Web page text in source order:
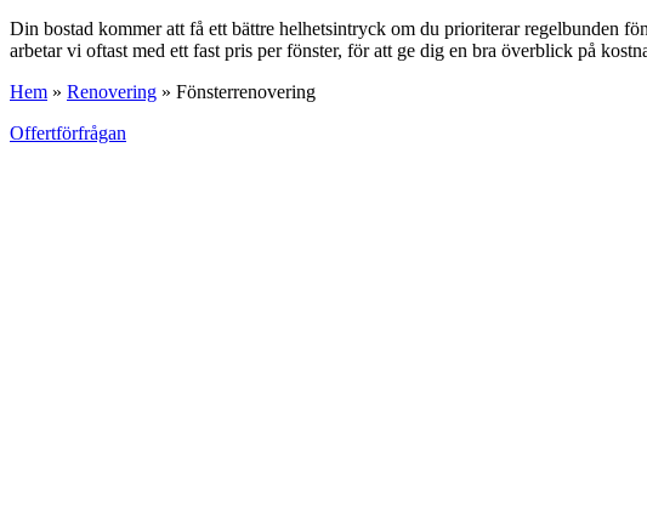
Din bostad kommer att få ett bättre helhetsintryck om du prioriterar regelbunden
arbetar vi oftast med ett fast pris per fönster, för att ge dig en bra överblick på
Hem » Renovering » Fönsterrenovering
Offertförfrågan